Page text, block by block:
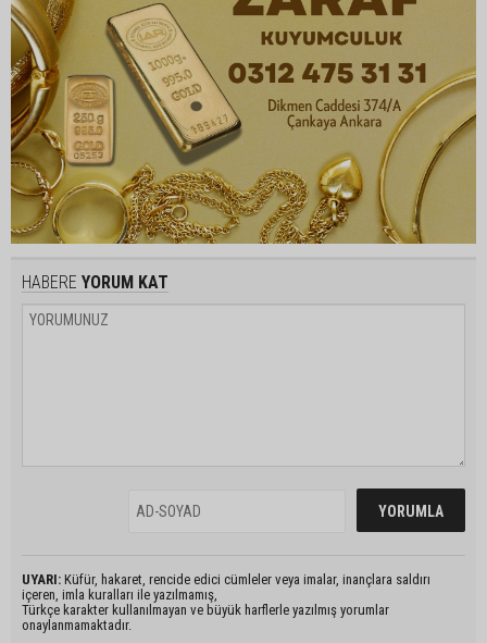
HABERE YORUM KAT
UYARI: Küfür, hakaret, rencide edici cümleler veya imalar, inançlara saldırı
içeren, imla kuralları ile yazılmamış,
Türkçe karakter kullanılmayan ve büyük harflerle yazılmış yorumlar
onaylanmamaktadır.